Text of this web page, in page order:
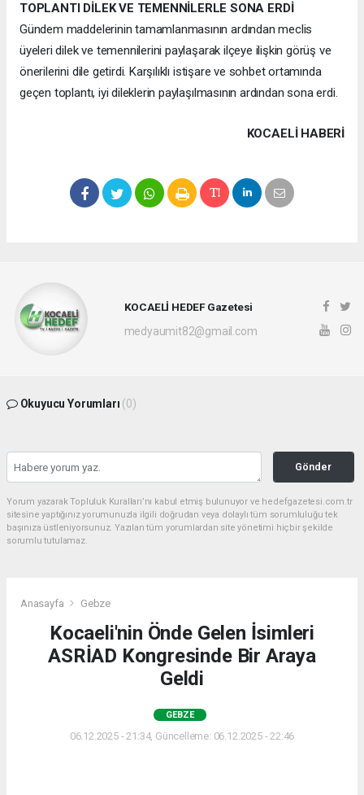
TOPLANTI DİLEK VE TEMENNİLERLE SONA ERDİ
Gündem maddelerinin tamamlanmasının ardından meclis
üyeleri dilek ve temennilerini paylaşarak ilçeye ilişkin görüş ve
önerilerini dile getirdi. Karşılıklı istişare ve sohbet ortamında
geçen toplantı, iyi dileklerin paylaşılmasının ardından sona erdi.
KOCAELI HABERİ
KOCAELİ HEDEF Gazetesi
medyaumit82@gmail.com
Okuyucu Yorumları (0)
Gönder
Yorum yazarak Topluluk Kuralları’nı kabul etmiş bulunuyor ve hedefgazetesi.com.tr
sitesine yaptığınız yorumunuzla ilgili doğrudan veya dolaylı tüm sorumluluğu tek
başınıza üstleniyorsunuz. Yazılan tüm yorumlardan site yönetimi hiçbir şekilde
sorumlu tutulamaz.
Anasayfa Gebze
Kocaeli'nin Önde Gelen İsimleri
ASRİAD Kongresinde Bir Araya
Geldi
GEBZE
06.12.2025 - 21:34, Güncelleme: 06.12.2025 - 22:46